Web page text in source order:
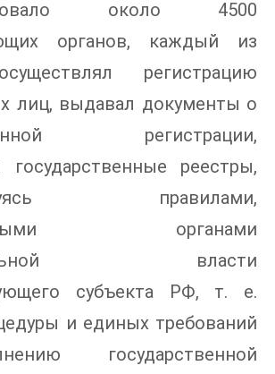
около 4500
органов, каждый из
регистрацию
лиц, выдавал документы о
регистрации,
государственные реестры,
правилами,
органами
власти
субъекта РФ, т. е.
и единых требований
государственной